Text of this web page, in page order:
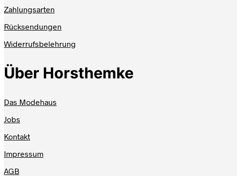
Zahlungsarten
Rücksendungen
Widerrufsbelehrung
Über Horsthemke
Das Modehaus
Jobs
Kontakt
Impressum
AGB